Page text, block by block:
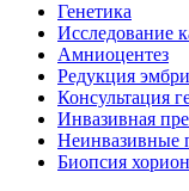
Генетика
Исследование
Амниоцентез
Редукция
Консультация
Инвазивная
Неинвазивные
Биопсия